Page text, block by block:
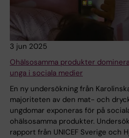
3 jun 2025
Ohälsosamma produkter
unga i sociala medier
En ny undersökning från
majoriteten av den mat- och
ungdomar exponeras för på
ohälsosamma produkter.
rapport från UNICEF Sverige och